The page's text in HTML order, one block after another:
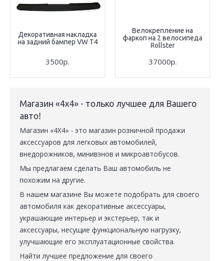
Декоративная накладка
на задний бампер VW T4
3500р.
Велокрепление на
фаркоп на 2 велосипеда
Rollster
37000р.
Магазин «4x4» - только лучшее для Вашего
авто!
Магазин «4Х4» - это магазин розничной продажи
аксессуаров для легковых автомобилей,
внедорожников, минивэнов и микроавтобусов.
Мы предлагаем сделать Ваш автомобиль не
похожим на другие.
В нашем магазине Вы можете подобрать для своего
автомобиля как декоративные аксессуары,
украшающие интерьер и экстерьер, так и
аксессуары, несущие функциональную нагрузку,
улучшающие его эксплуатационные свойства.
Найти лучшее предложение для своего